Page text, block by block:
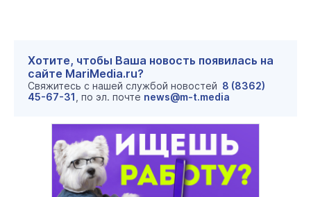
Хотите, чтобы Ваша новость появилась на
сайте MariMedia.ru?
Свяжитесь с нашей службой новостей 8 (8362)
45-67-31 , по эл. почте news@m-t.media